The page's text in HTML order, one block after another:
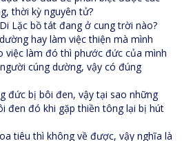
thời kỳ nguyên tử?
Lặc bồ tát đang ở cung trời nào?
hay làm việc thiện mà mình
việc làm đó thì phước đức của mình
cúng dường, vậy có đúng
đức bị bôi đen, vậy tại sao những
đen đó khi gặp thiền tông lại bị hút
tiêu thì không về được, vậy nghĩa là